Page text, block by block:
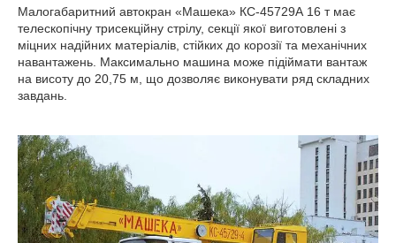
Малогабаритний автокран «Машека» КС-45729А 16 т має
телескопічну трисекційну стрілу, секції якої виготовлені з
міцних надійних матеріалів, стійких до корозії та механічних
навантажень. Максимально машина може підіймати вантаж
на висоту до 20,75 м, що дозволяє виконувати ряд складних
завдань.